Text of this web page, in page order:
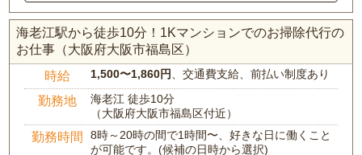
海老江駅から徒歩10分！1Kマンションでのお掃除代行の
お仕事（大阪府大阪市福島区）
時給 1,500〜1,860円 、交通費支給、前払い制度あり
勤務地
海老江 徒歩10分
（大阪府大阪市福島区付近）
勤務時間
8時～20時の間で1時間〜、好きな日に働くこと
が可能です。(候補の日時から選択)